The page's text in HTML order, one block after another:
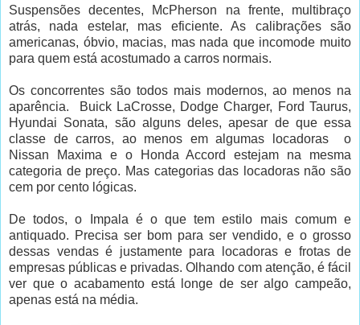
Suspensões decentes, McPherson na frente, multibraço
atrás, nada estelar, mas eficiente. As calibrações são
americanas, óbvio, macias, mas nada que incomode muito
para quem está acostumado a carros normais.
Os concorrentes são todos mais modernos, ao menos na
aparência. Buick LaCrosse, Dodge Charger, Ford Taurus,
Hyundai Sonata, são alguns deles, apesar de que essa
classe de carros, ao menos em algumas locadoras o
Nissan Maxima e o Honda Accord estejam na mesma
categoria de preço. Mas categorias das locadoras não são
cem por cento lógicas.
De todos, o Impala é o que tem estilo mais comum e
antiquado. Precisa ser bom para ser vendido, e o grosso
dessas vendas é justamente para locadoras e frotas de
empresas públicas e privadas. Olhando com atenção, é fácil
ver que o acabamento está longe de ser algo campeão,
apenas está na média.